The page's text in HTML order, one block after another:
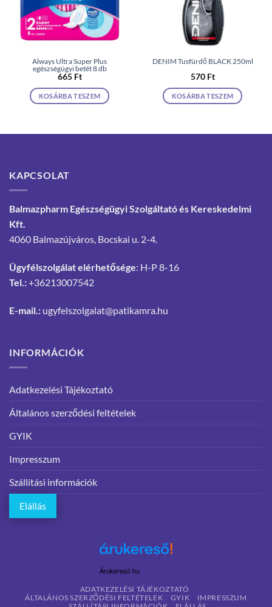
Always Ultra Super Plus
egészségügyi betét 8 db
665 Ft
KOSÁRBA TESZEM
DENIM Tusfürdő BLACK 250ml
570 Ft
KOSÁRBA TESZEM
KAPCSOLAT
Balmazpharm Egészségügyi Szolgáltató és Kereskedelmi
Kft.
4060 Balmazújváros, Bocskai u. 2-4.
Ügyfélszolgálat elérhetősége: H-P 8-16
Tel.:+36213007542
E-mail.: ugyfelszolgalat@patikamra.hu
INFORMÁCIÓK
Adatkezelési Tájékoztató
Általános szerződési feltételek
GYIK
Impresszum
Szállítási információk
Elállás
Árukereső.hu
ADATKEZELÉSI TÁJÉKOZTATÓ
ÁLTALÁNOS SZERZŐDÉSI FELTÉTELEK
GYIK
IMPRESSZUM